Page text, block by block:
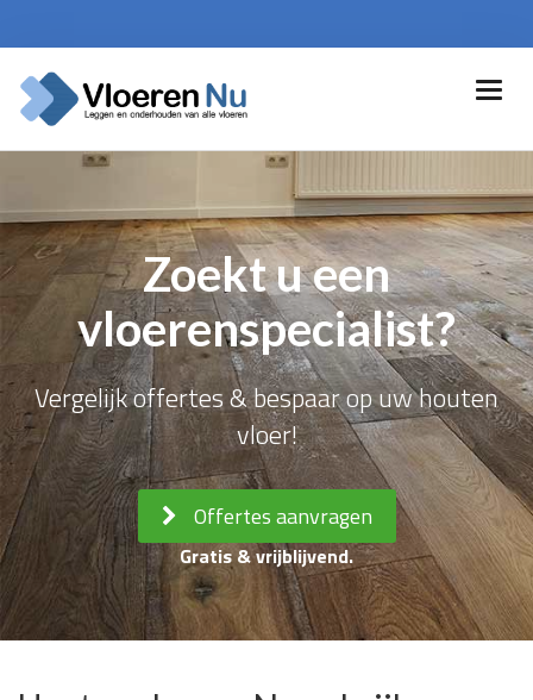
Zoekt u een
vloerenspecialist?
Vergelijk offertes & bespaar op uw houten
vloer!
Offertes aanvragen
Gratis & vrijblijvend.